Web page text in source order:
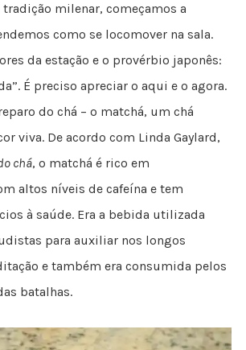
tradição milenar, começamos a
como se locomover na sala.
da estação e o provérbio japonês:
É preciso apreciar o aqui e o agora.
do chá – o matchá, um chá
viva. De acordo com Linda Gaylard,
chá, o matchá é rico em
altos níveis de cafeína e tem
à saúde. Era a bebida utilizada
para auxiliar nos longos
e também era consumida pelos
batalhas.